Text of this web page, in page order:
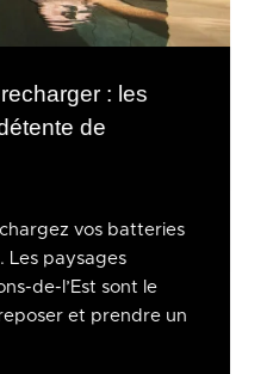
: les
de
vos batteries
Les paysages
de-l’Est sont le
et prendre un